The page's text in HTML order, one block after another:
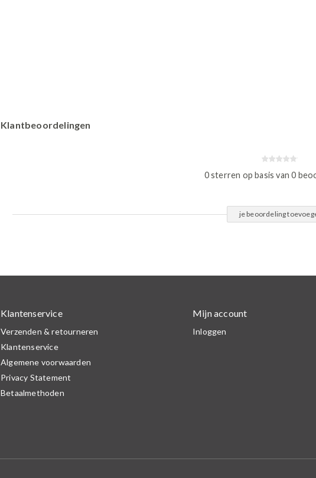
Klantbeoordelingen
0 sterren op basis van 0
je beoordeling
Klantenservice
Verzenden & retourneren
Klantenservice
Algemene voorwaarden
Privacy Statement
Betaalmethoden
Mijn account
Inloggen